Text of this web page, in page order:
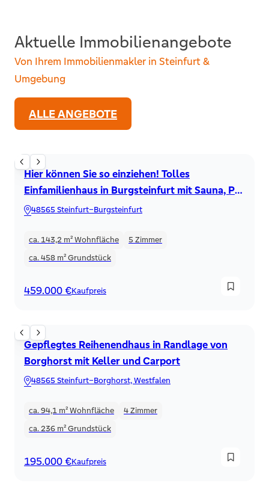
Aktuelle Immobilienangebote
Von Ihrem Immobilienmakler in Steinfurt &
Umgebung
ALLE ANGEBOTE
Hier können Sie so einziehen! Tolles
Einfamilienhaus in Burgsteinfurt mit Sauna, PV
und Garage!
48565 Steinfurt–Burgsteinfurt
ca. 143,2 m²Wohnfläche 5 Zimmer
ca. 458 m²Grundstück
459.000 €Kaufpreis
Gepflegtes Reihenendhaus in Randlage von
Borghorst mit Keller und Carport
48565 Steinfurt–Borghorst, Westfalen
ca. 94,1 m²Wohnfläche 4Zimmer
ca. 236 m²Grundstück
195.000 €Kaufpreis